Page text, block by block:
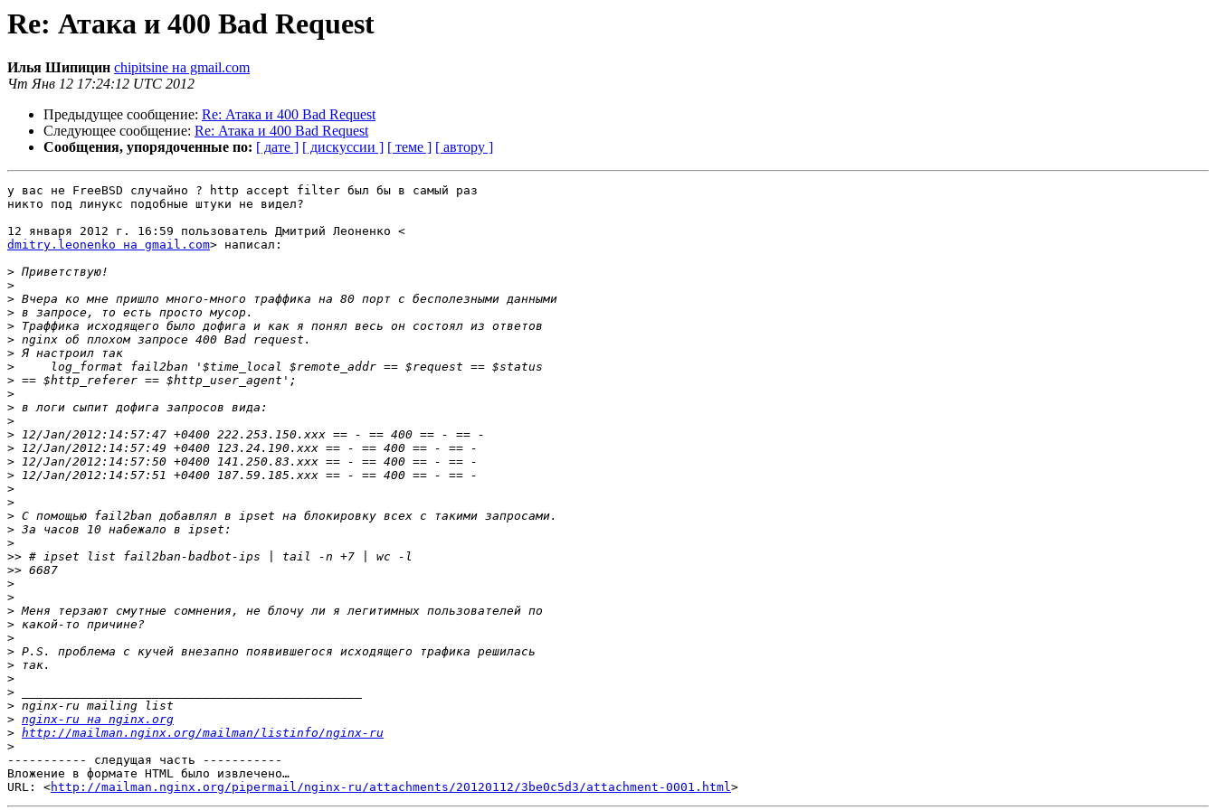
Re: Атака и 400 Bad Request
Илья Шипицин chipitsine на gmail.com
Чт Янв 12 17:24:12 UTC 2012
Предыдущее сообщение: Re: Атака и 400 Bad Request
Следующее сообщение: Re: Атака и 400 Bad Request
Сообщения, упорядоченные по: [ дате ] [ дискуссии ] [ теме ] [ автору ]
у вас не FreeBSD случайно ? http accept filter был бы в самый раз
никто под линукс подобные штуки не видел?
dmitry.leonenko на gmail.com> написал:
>
>
>
>
>
>
>
>
>
>
>
>
>
>
>
>
>
>
>
>
>
>>
>>
>
>
>
>
>
>
>
>
>
>
> nginx-ru на nginx.org
> http://mailman.nginx.org/mailman/listinfo/nginx-ru
>
----------- следущая часть -----------
Вложение в формате HTML было извлечено…
URL: <http://mailman.nginx.org/pipermail/nginx-ru/attachments/20120112/3be0c5d3/attachment-0001.html